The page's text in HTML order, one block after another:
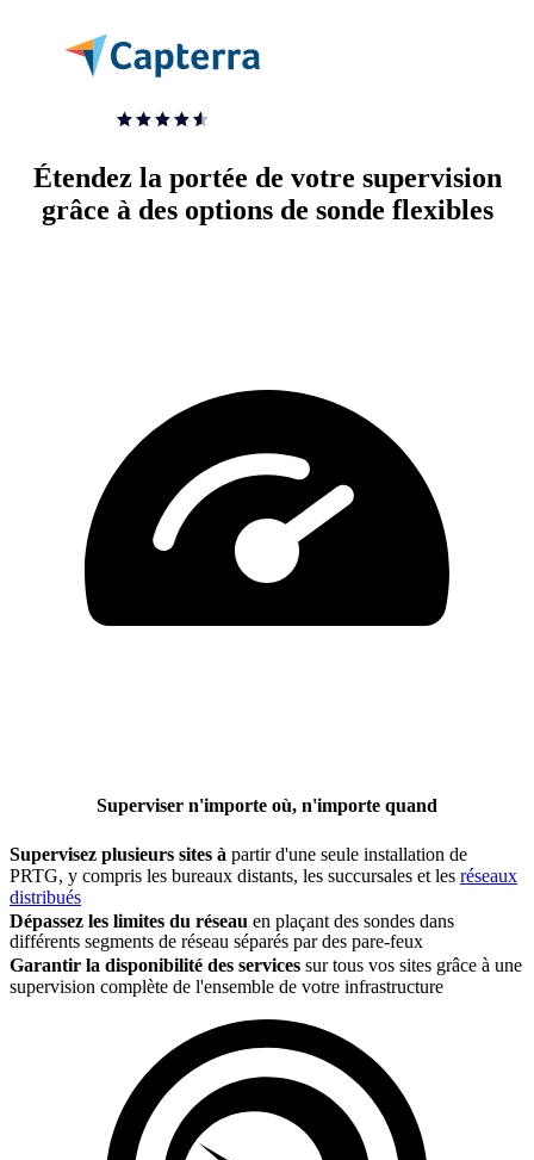
Étendez la portée de votre supervision
grâce à des options de sonde flexibles
Superviser n'importe où, n'importe quand
Supervisez plusieurs sites à partir d'une seule installation de
PRTG, y compris les bureaux distants, les succursales et les réseaux
distribués
Dépassez les limites du réseau en plaçant des sondes dans
différents segments de réseau séparés par des pare-feux
Garantir la disponibilité des services sur tous vos sites grâce à une
supervision complète de l'ensemble de votre infrastructure